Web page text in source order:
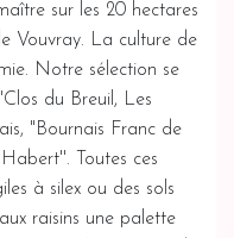
sur les 20 hectares
Vouvray. La culture de
Notre sélection se
du Breuil, Les
"Bournais Franc de
Toutes ces
à silex ou des sols
raisins une palette